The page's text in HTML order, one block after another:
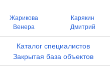
Жарикова
Венера
Карякин
Дмитрий
Каталог специалистов
Закрытая база объектов